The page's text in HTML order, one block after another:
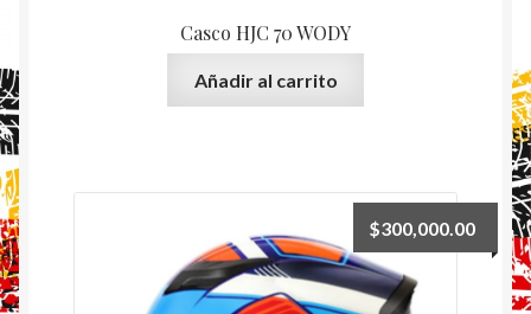
Casco HJC 70 WODY
Añadir al carrito
$300,000.00